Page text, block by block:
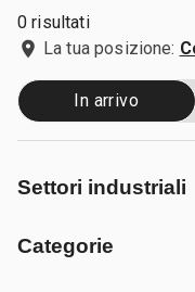
0 risultati
La tua posizione:
In arrivo
Settori industriali
Categorie